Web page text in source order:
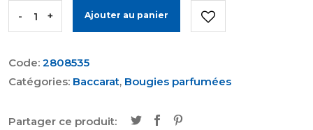
- + Ajouter au panier
Code: 2808535
Catégories: Baccarat, Bougies parfumées
Partager ce produit: